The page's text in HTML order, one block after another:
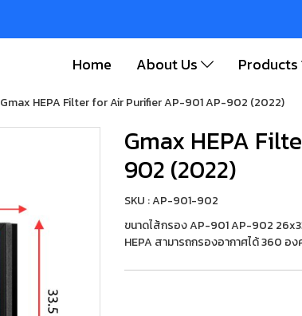
Home About Us Products
Gmax HEPA Filter for Air Purifier AP-901 AP-902 (2022)
Gmax HEPA
902 (2022)
SKU : AP-901-902
ขนาดไส้กรอง AP-901 AP-902
HEPA สามารถกรองอากาศได้ 360 อง